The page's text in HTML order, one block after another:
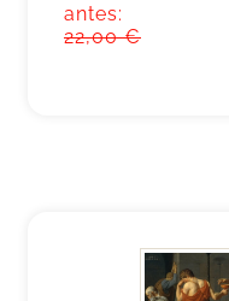
antes:
22,00 €